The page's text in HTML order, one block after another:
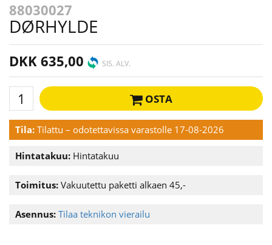
88030027
DØRHYLDE
DKK 635,00 SIS. ALV.
OSTA
Tila: Tilattu – odotettavissa varastolle 17-08-2026
Hintatakuu: Hintatakuu
Toimitus: Vakuutettu paketti alkaen 45,-
Asennus: Tilaa teknikon vierailu